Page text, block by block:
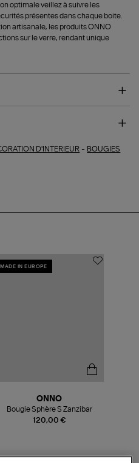
optimale veillez à suivre les
présentes dans chaque boite.
artisanale, les produits ONNO
sur le verre, rendant unique
D'INTERIEUR - BOUGIES
MADE IN EUROPE
120,00 €
ONNO
Bougie Sphère S Zanzibar